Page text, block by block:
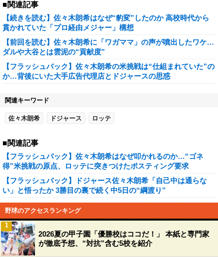
■関連記事
【続きを読む】佐々木朗希はなぜ“豹変”したのか 高校時代から
貫かれていた「プロ経由メジャー」構想
【前回を読む】佐々木朗希に「ワガママ」の声が噴出したワケ…
ダルや大谷とは雲泥の“貢献度”
【フラッシュバック】佐々木朗希の米挑戦は“仕組まれていた”の
か…背後にいた大手広告代理店とドジャースの思惑
関連キーワード
佐々木朗希 ドジャース ロッテ
■関連記事
【フラッシュバック】佐々木朗希はなぜ叩かれるのか…“ゴネ
得”米挑戦の原点、ロッテに突きつけたポスティング要求
【フラッシュバック】ドジャース佐々木朗希「自己中は通らな
い」と悟ったか 3勝目の裏で続く中5日の“綱渡り”
野球のアクセスランキング
2026夏の甲子園「優勝校はココだ！」 本紙と専門家
が徹底予想、“対抗”含む5校を紹介
1